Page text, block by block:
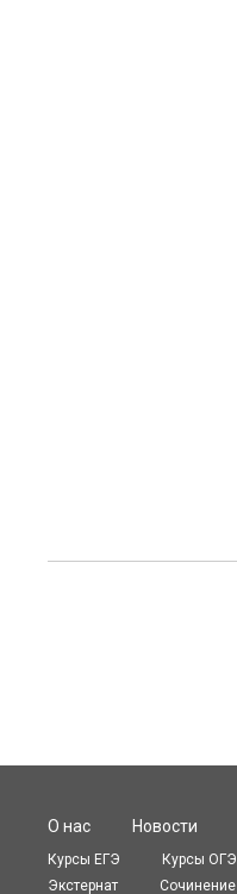
О нас Новости
Курсы ЕГЭ Курсы OГЭ
Экстернат
Сочинение